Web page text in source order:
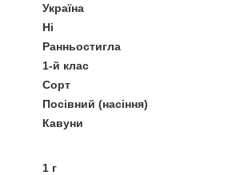
Україна
Ні
Ранньостигла
1-й клас
Сорт
Посівний (насіння)
Кавуни
1 г